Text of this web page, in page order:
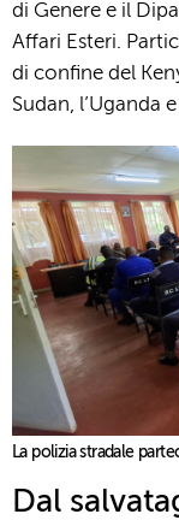
di Genere e il
Affari Esteri.
di confine del
Sudan, l’Uganda
La polizia stradale
Dal